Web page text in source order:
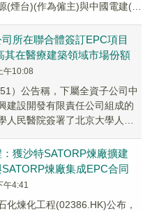
(煙台)(作為僱主)與中國電建(作
所在聯合體簽訂EPC項目
其在醫療建築領域市場份額
午10:08
）公告稱，下屬全資子公司中
建設開發有限責任公司組成的
人民醫院簽署了北京大學人民
獲沙特SATORP煉廠擴建
煉廠集成EPC合同
午4:41
化煉化工程(02386.HK)公布，